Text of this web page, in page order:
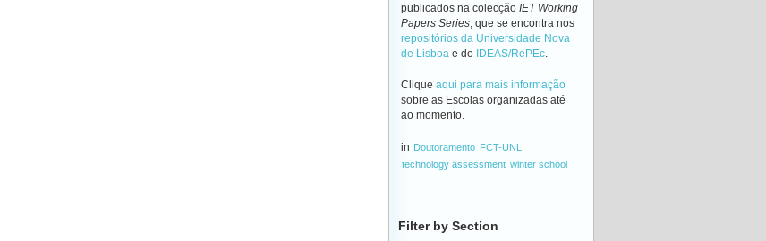
publicados na colecção IET Working
Papers Series , que se encontra nos
repositórios da Universidade Nova
de Lisboa e do IDEAS/RePEc
Clique aqui para mais informação
sobre as Escolas organizadas até
ao momento.
in Doutoramento FCT-UNL
technology assessment winter school
Filter by Section